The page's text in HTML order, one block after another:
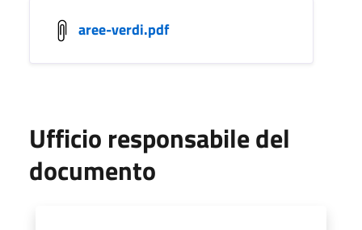
aree-verdi.pdf
Ufficio responsabile del
documento